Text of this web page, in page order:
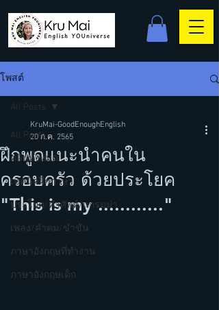
โพสต์
All Posts
คลิปทั้งหมด
เทคนิคฝึกภาษา
ประโยค/คำศัพท์/แกรมม่า
เพลง/คำคม/ขำขัน
ภาษาอังกฤษที่ทำงาน
ภาษาอังกฤษเด็ก
All Posts
ฝึกพูดแนะนำคนใน
ครอบครัว ด้วยประโยค
"This is my ............"
KruMai-GoodEnoughEnglish
20 ก.ค. 2565